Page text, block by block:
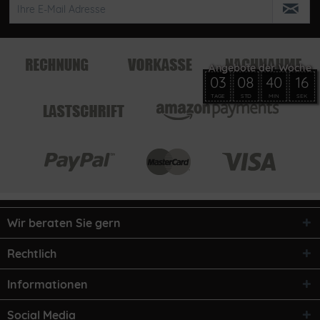
Wir beraten Sie gern
Rechtlich
Informationen
Social Media
03
TAGE
08
STD
40
MIN
16
SEK